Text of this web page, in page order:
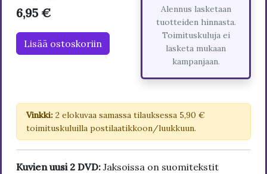
6,95 €
Lisää ostoskoriin
Alennus lasketaan
tuotteiden hinnasta.
Toimituskuluja ei
lasketa mukaan
kampanjaan.
Vinkki: 2 elokuvaa samassa tilauksessa 5,90 €
toimituskuluilla postilaatikkoon/luukkuun.
Kuvien uusi 2 DVD: Jaksoissa on suomitekstit